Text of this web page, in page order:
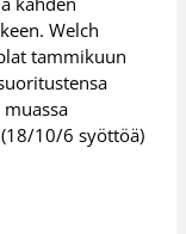
Welch
tammikuun
10/6 syöttöä)